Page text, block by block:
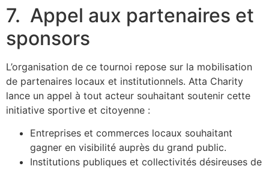
7. Appel aux partenaires et
sponsors
L’organisation de ce tournoi repose sur la mobilisation
de partenaires locaux et institutionnels. Atta Charity
lance un appel à tout acteur souhaitant soutenir cette
initiative sportive et citoyenne :
Entreprises et commerces locaux souhaitant
gagner en visibilité auprès du grand public.
Institutions publiques et collectivités désireuses de